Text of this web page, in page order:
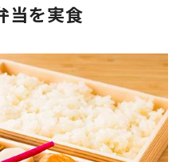
当を実食